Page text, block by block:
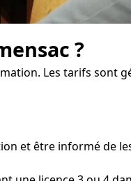
?
Les tarifs sont
et être informé de